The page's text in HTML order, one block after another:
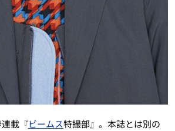
載『ビームス特撮部』。本誌とは別の